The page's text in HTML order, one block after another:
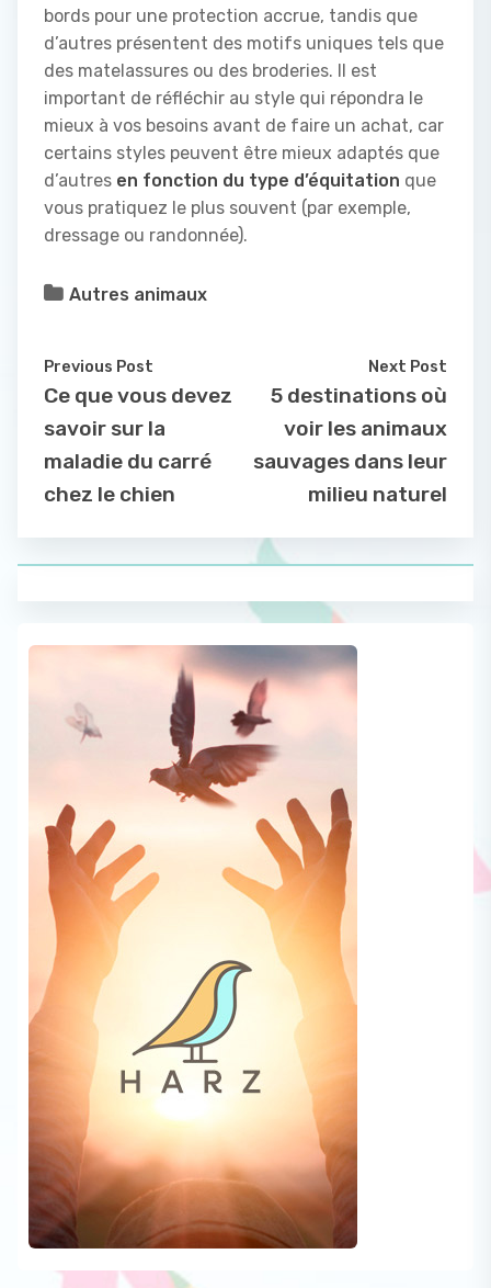
bords pour une protection accrue, tandis que
d’autres présentent des motifs uniques tels que
des matelassures ou des broderies. Il est
important de réfléchir au style qui répondra le
mieux à vos besoins avant de faire un achat, car
certains styles peuvent être mieux adaptés que
d’autres en fonction du type d’équitation que
vous pratiquez le plus souvent (par exemple,
dressage ou randonnée).
Autres animaux
Previous Post
Ce que vous devez
savoir sur la
maladie du carré
chez le chien
Next Post
5 destinations où
voir les animaux
sauvages dans leur
milieu naturel